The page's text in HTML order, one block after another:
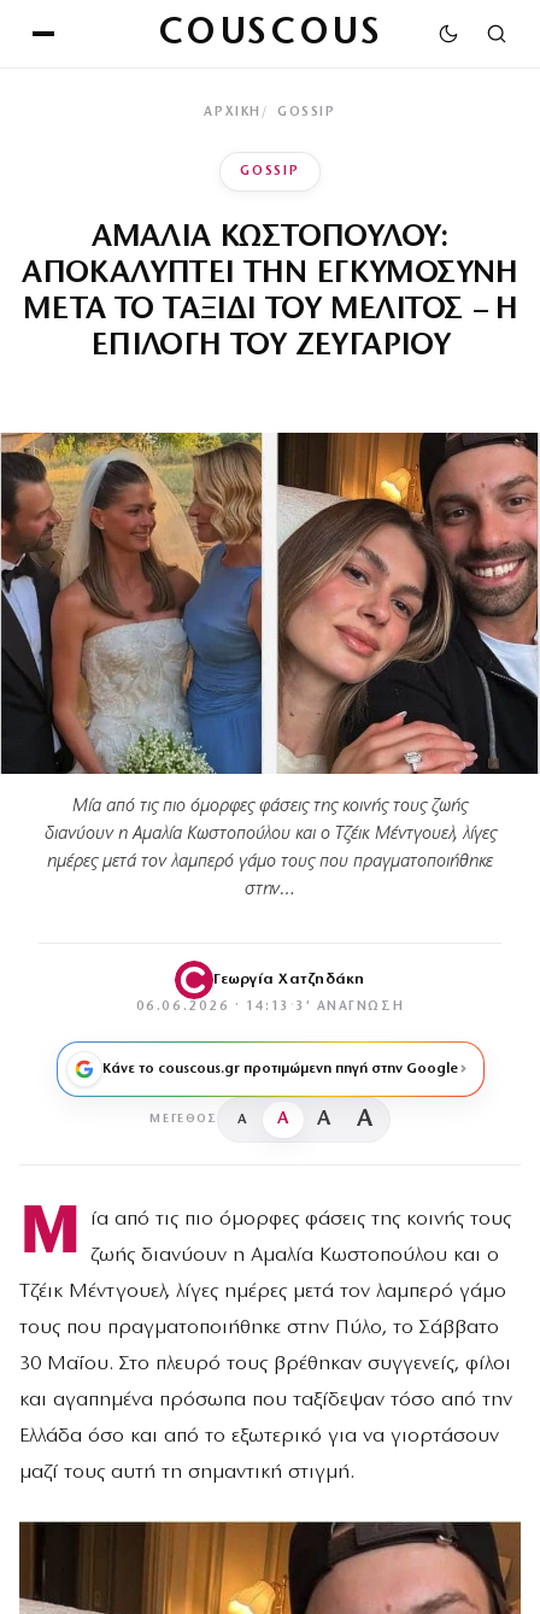
COUSCOUS
ΑΡΧΙΚΉ GOSSIP
GOSSIP
ΑΜΑΛΙΑ ΚΩΣΤΟΠΟΥΛΟΥ:
ΑΠΟΚΑΛΥΠΤΕΙ ΤΗΝ ΕΓΚΥΜΟΣΥΝΗ
ΜΕΤΑ ΤΟ ΤΑΞΙΔΙ ΤΟΥ ΜΕΛΙΤΟΣ – Η
ΕΠΙΛΟΓΗ ΤΟΥ ΖΕΥΓΑΡΙΟΥ
Μία από τις πιο όμορφες φάσεις της κοινής τους ζωής
διανύουν η Αμαλία Κωστοπούλου και ο Τζέικ Μέντγουελ, λίγες
ημέρες μετά τον λαμπερό γάμο τους που πραγματοποιήθηκε
στην…
Γεωργία Χατζηδάκη
06.06.2026 · 14:13 · 3′ ΑΝΆΓΝΩΣΗ
Κάνε το couscous.gr προτιμώμενη πηγή στην Google
ΜΈΓΕΘΟΣ A A A A
Μ
ία από τις πιο όμορφες φάσεις της κοινής τους
ζωής διανύουν η Αμαλία Κωστοπούλου και ο
Τζέικ Μέντγουελ, λίγες ημέρες μετά τον λαμπερό γάμο
τους που πραγματοποιήθηκε στην Πύλο, το Σάββατο
30 Μαΐου. Στο πλευρό τους βρέθηκαν συγγενείς, φίλοι
και αγαπημένα πρόσωπα που ταξίδεψαν τόσο από την
Ελλάδα όσο και από το εξωτερικό για να γιορτάσουν
μαζί τους αυτή τη σημαντική στιγμή.